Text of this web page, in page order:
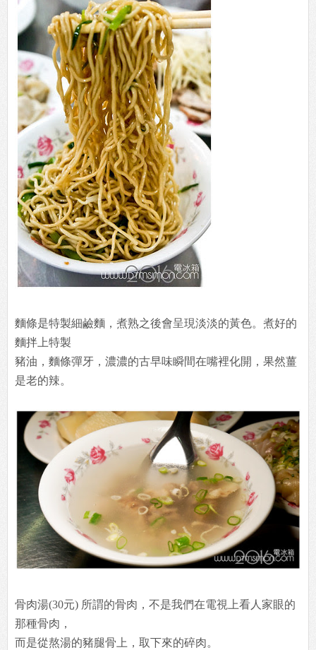
麵條是特製細鹼麵，煮熟之後會呈現淡淡的黃色。煮好的
麵拌上特製
豬油，麵條彈牙，濃濃的古早味瞬間在嘴裡化開，果然薑
是老的辣。
骨肉湯(30元) 所謂的骨肉，不是我們在電視上看人家眼的
那種骨肉，
而是從熬湯的豬腿骨上，取下來的碎肉。